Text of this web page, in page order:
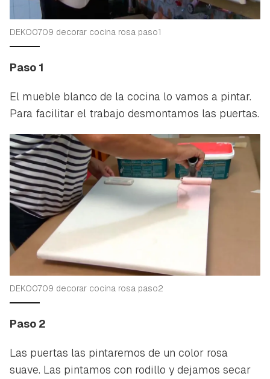
DEKO0709 decorar cocina rosa paso1
Paso 1
El mueble blanco de la cocina lo vamos a pintar.
Para facilitar el trabajo desmontamos las puertas.
DEKO0709 decorar cocina rosa paso2
Paso 2
Las puertas las pintaremos de un color rosa
suave. Las pintamos con rodillo y dejamos secar